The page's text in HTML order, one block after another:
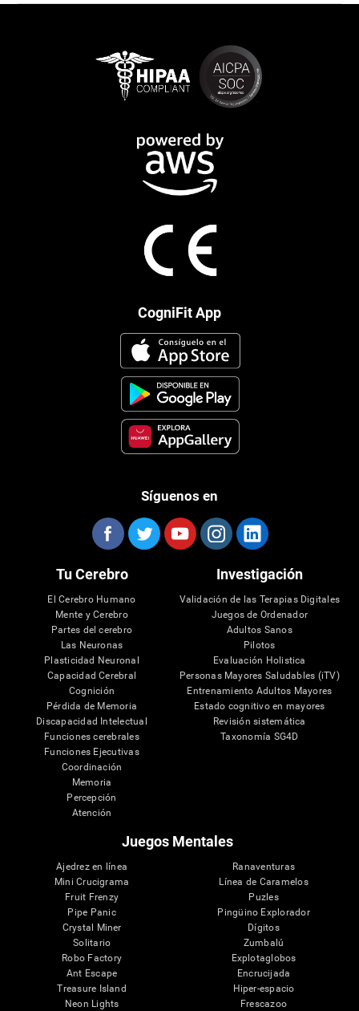
CogniFit App
Síguenos en
Tu Cerebro
El Cerebro Humano
Mente y Cerebro
Partes del cerebro
Las Neuronas
Plasticidad Neuronal
Capacidad Cerebral
Cognición
Pérdida de Memoria
Discapacidad Intelectual
Funciones cerebrales
Funciones Ejecutivas
Coordinación
Memoria
Percepción
Atención
Investigación
Validación de las Terapias Digitales
Juegos de Ordenador
Adultos Sanos
Pilotos
Evaluación Holistica
Personas Mayores Saludables (iTV)
Entrenamiento Adultos Mayores
Estado cognitivo en mayores
Revisión sistemática
Taxonomía SG4D
Juegos Mentales
Ajedrez en línea
Mini Crucigrama
Fruit Frenzy
Pipe Panic
Crystal Miner
Solitario
Robo Factory
Ant Escape
Treasure Island
Neon Lights
Ranaventuras
Línea de Caramelos
Puzles
Pingüino Explorador
Dígitos
Zumbalú
Explotaglobos
Encrucijada
Hiper-espacio
Frescazoo